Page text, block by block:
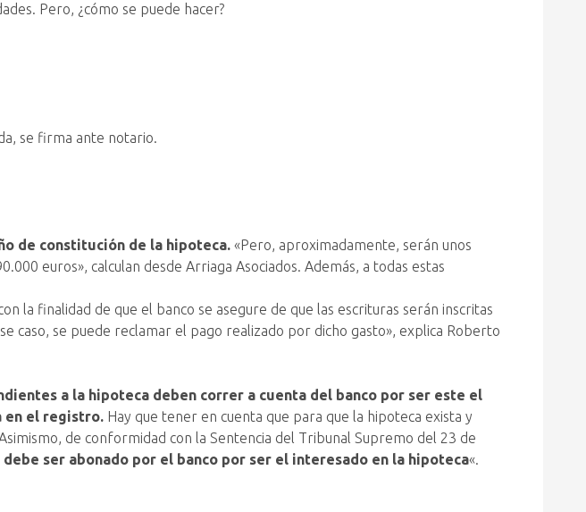
Pero, ¿cómo se puede hacer?
se firma ante notario.
de constitución de la hipoteca. «Pero, aproximadamente, serán unos
euros», calculan desde Arriaga Asociados. Además, a todas estas
la finalidad de que el banco se asegure de que las escrituras serán inscritas
caso, se puede reclamar el pago realizado por dicho gasto», explica Roberto
a la hipoteca deben correr a cuenta del banco por ser este el
en el registro. Hay que tener en cuenta que para que la hipoteca exista y
de conformidad con la Sentencia del Tribunal Supremo del 23 de
ser abonado por el banco por ser el interesado en la hipoteca«.